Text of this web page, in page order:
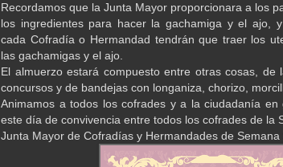
Recordamos que la Junta Mayor proporcionara a los
los ingredientes para hacer la gachamiga y el ajo,
cada Cofradía o Hermandad tendrán que traer los
las gachamigas y el ajo.
El almuerzo estará compuesto entre otras cosas, de
concursos y de bandejas con longaniza, chorizo,
Animamos a todos los cofrades y a la ciudadanía
este día de convivencia entre todos los cofrades de la
Junta Mayor de Cofradías y Hermandades de Semana